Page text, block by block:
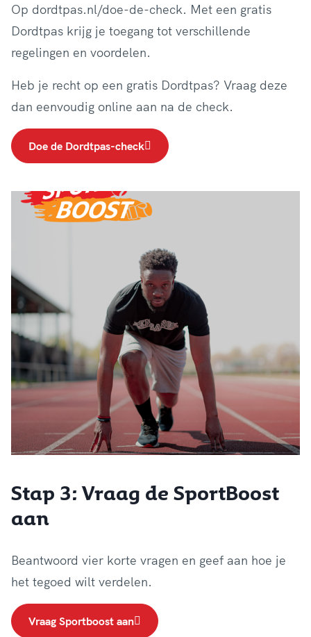
Op dordtpas.nl/doe-de-check. Met een gratis
Dordtpas krijg je toegang tot verschillende
regelingen en voordelen.
Heb je recht op een gratis Dordtpas? Vraag deze
dan eenvoudig online aan na de check.
Doe de Dordtpas-check
Stap 3: Vraag de SportBoost
aan
Beantwoord vier korte vragen en geef aan hoe je
het tegoed wilt verdelen.
Vraag Sportboost aan